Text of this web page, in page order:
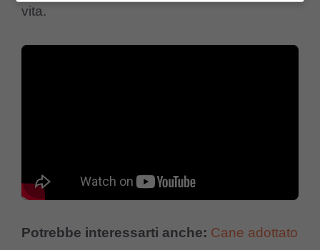
vita.
Potrebbe interessarti anche: Cane adottato